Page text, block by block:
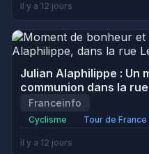
il y a 12 jours
Julian Alaphilippe : Un
communion dans la
Franceinfo
Cyclisme Tour de France
il y a 12 jours